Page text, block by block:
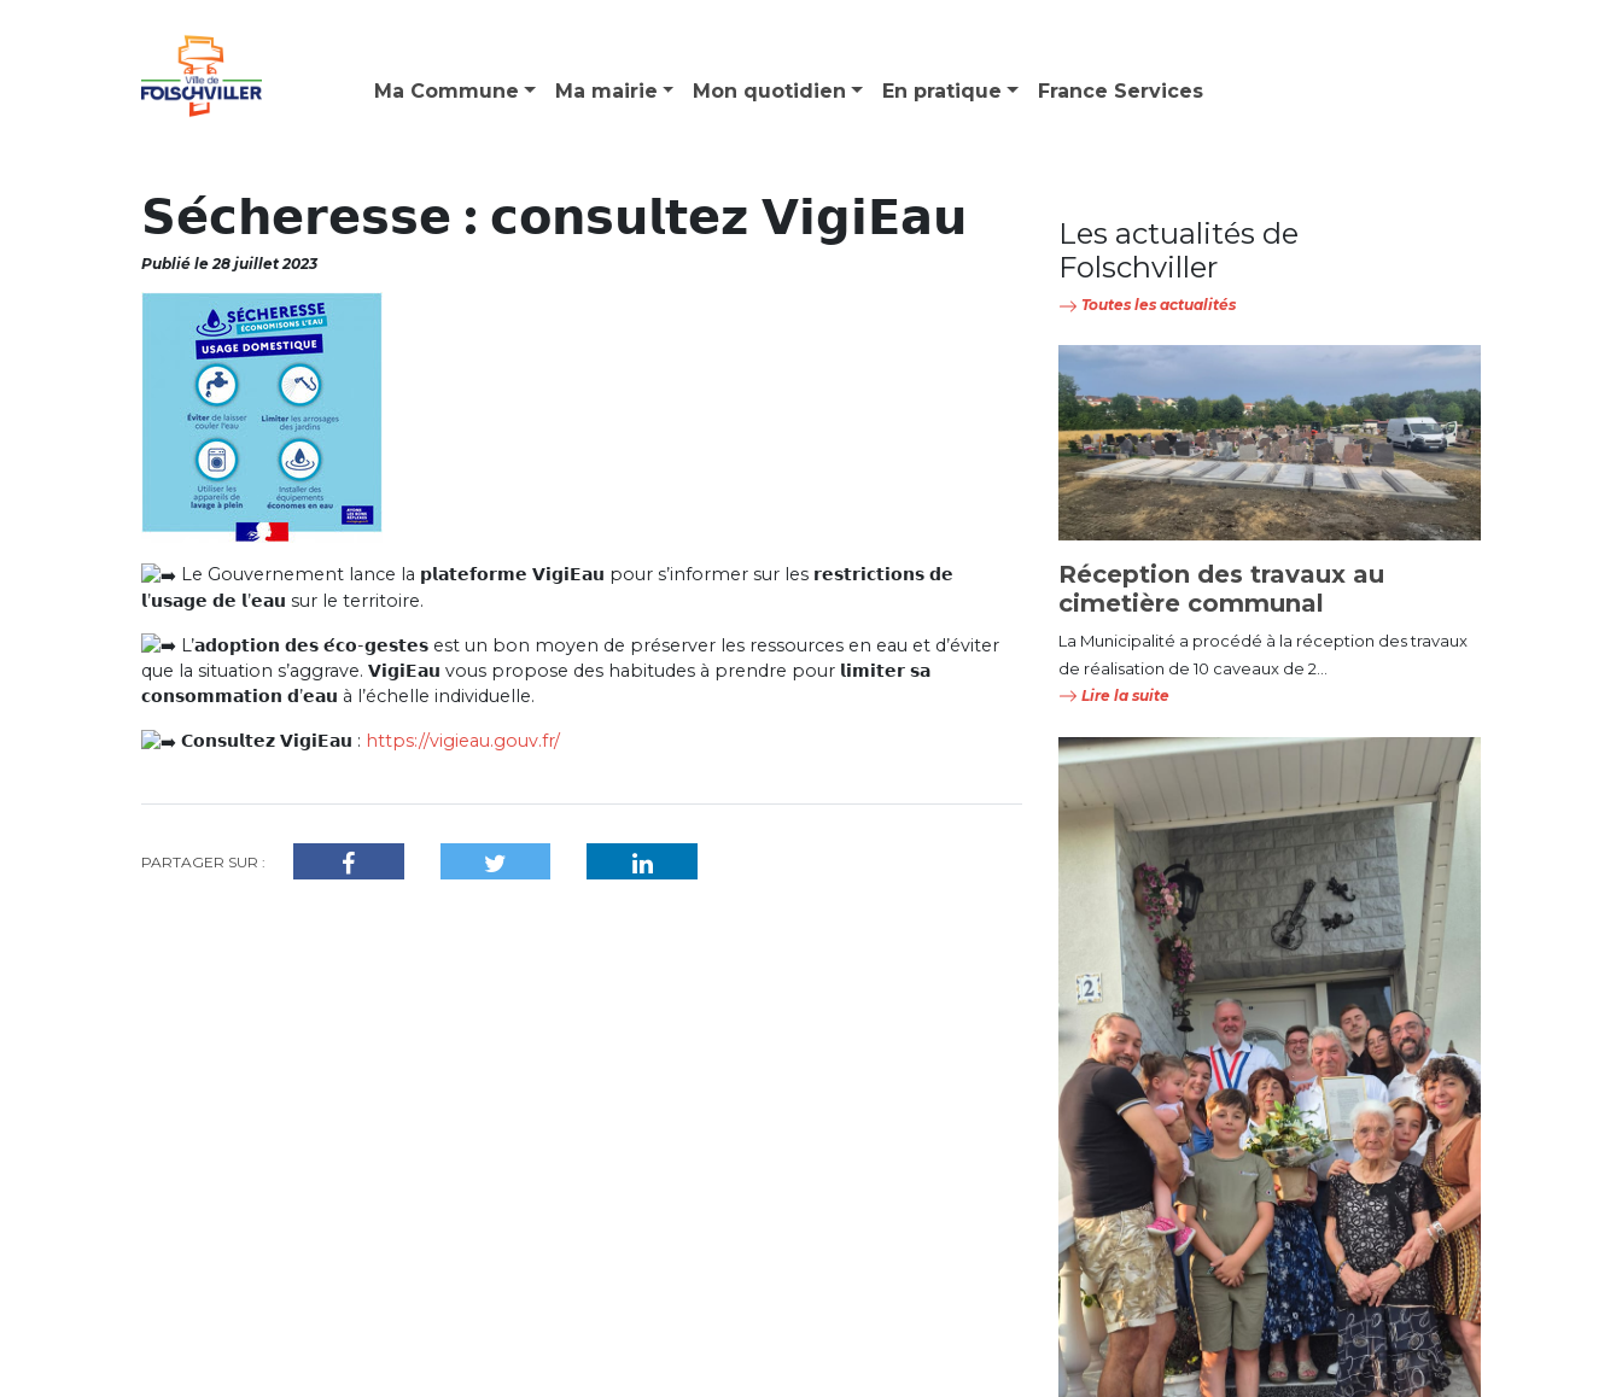
Ma Commune Ma mairie Mon quotidien En pratique France Services
𝗦𝗲́𝗰𝗵𝗲𝗿𝗲𝘀𝘀𝗲 : 𝗰𝗼𝗻𝘀𝘂𝗹𝘁𝗲𝘇 𝗩𝗶𝗴𝗶𝗘𝗮𝘂
Publié le 28 juillet 2023
Le Gouvernement lance la 𝗽𝗹𝗮𝘁𝗲𝗳𝗼𝗿𝗺𝗲 𝗩𝗶𝗴𝗶𝗘𝗮𝘂 pour s’informer sur les 𝗿𝗲𝘀𝘁𝗿𝗶𝗰𝘁𝗶𝗼𝗻𝘀 𝗱𝗲
𝗹’𝘂𝘀𝗮𝗴𝗲 𝗱𝗲 𝗹’𝗲𝗮𝘂 sur le territoire.
L’𝗮𝗱𝗼𝗽𝘁𝗶𝗼𝗻 𝗱𝗲𝘀 𝗲́𝗰𝗼-𝗴𝗲𝘀𝘁𝗲𝘀 est un bon moyen de préserver les ressources en eau et d’éviter
que la situation s’aggrave. 𝗩𝗶𝗴𝗶𝗘𝗮𝘂 vous propose des habitudes à prendre pour 𝗹𝗶𝗺𝗶𝘁𝗲𝗿 𝘀𝗮
𝗰𝗼𝗻𝘀𝗼𝗺𝗺𝗮𝘁𝗶𝗼𝗻 𝗱’𝗲𝗮𝘂 à l’échelle individuelle.
𝗖𝗼𝗻𝘀𝘂𝗹𝘁𝗲𝘇 𝗩𝗶𝗴𝗶𝗘𝗮𝘂 : https://vigieau.gouv.fr/
PARTAGER SUR :
Les actualités de
Folschviller
Toutes les actualités
Réception des travaux au
cimetière communal
La Municipalité a procédé à la réception des travaux
de réalisation de 10 caveaux de 2...
Lire la suite